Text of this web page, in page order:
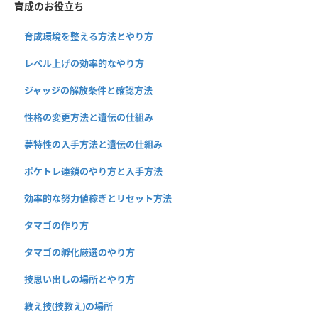
育成のお役立ち
育成環境を整える方法とやり方
レベル上げの効率的なやり方
ジャッジの解放条件と確認方法
性格の変更方法と遺伝の仕組み
夢特性の入手方法と遺伝の仕組み
ポケトレ連鎖のやり方と入手方法
効率的な努力値稼ぎとリセット方法
タマゴの作り方
タマゴの孵化厳選のやり方
技思い出しの場所とやり方
教え技(技教え)の場所